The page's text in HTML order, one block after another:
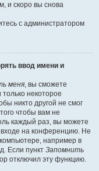
и скоро вы снова
с администратором
ввод имени и
меня, вы сможете
некоторое
никто другой не смог
чтобы вам не
каждый раз, вы можете
на конференцию. Не
например в
Если пункт Запомнить
отключил эту функцию.